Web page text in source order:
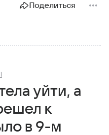
Поделиться
уйти, а
к
в 9-м